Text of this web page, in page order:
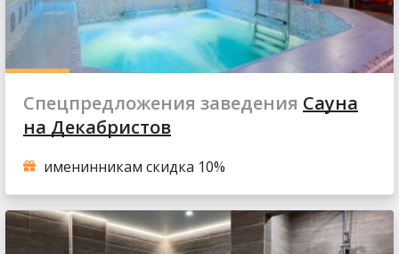
Спецпредложения заведения Сауна
на Декабристов
именинникам скидка 10%